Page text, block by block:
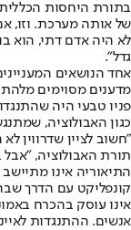
בתורת היחסות
של אותה מערכת. וזו,
לא היה אדם דתי, הוא
גדל״.
אחד הנושאים
מדענים מסוימים
פניו טבעי היה
כגון האבולוציה,
"חשוב לציין שדרווין
תורת האבולוציה,
התיאוריה אינו
קונפליקט עם הדרך
אינו עוסק בהכרח
אנשים. ההתנגדות